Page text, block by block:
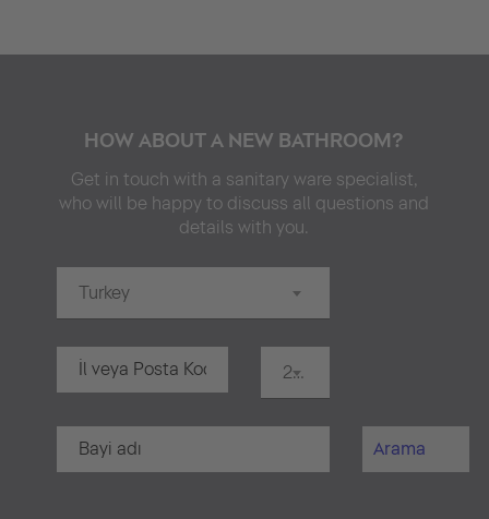
HOW ABOUT A NEW BATHROOM?
Get in touch with a sanitary ware specialist,
who will be happy to discuss all questions and
details with you.
Turkey
20 km
Arama